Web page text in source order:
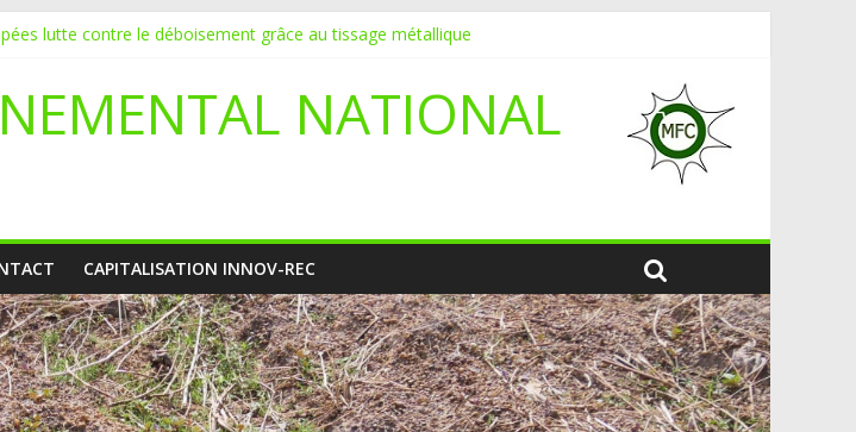
lutte contre le déboisement grâce au tissage métallique
nationale
de l’environnement
NATIONAL
CAPITALISATION INNOV-REC